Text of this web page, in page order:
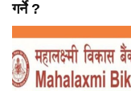
गर्ने ?